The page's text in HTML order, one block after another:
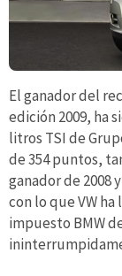
El ganador del
edición 2009, ha
litros TSI de
de 354 puntos,
ganador de 2008
con lo que VW
impuesto BMW